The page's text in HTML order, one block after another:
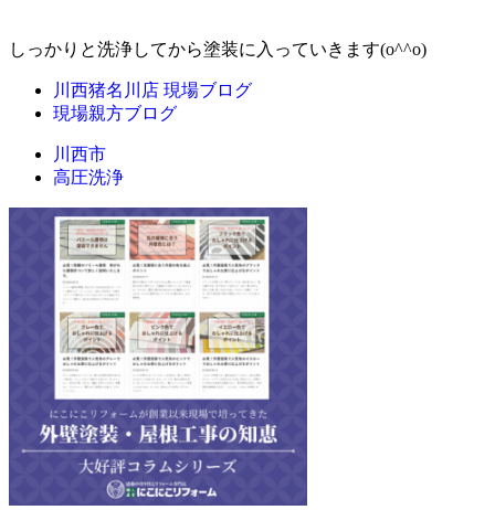
しっかりと洗浄してから塗装に入っていきます(o^^o)
川西猪名川店 現場ブログ
現場親方ブログ
川西市
高圧洗浄